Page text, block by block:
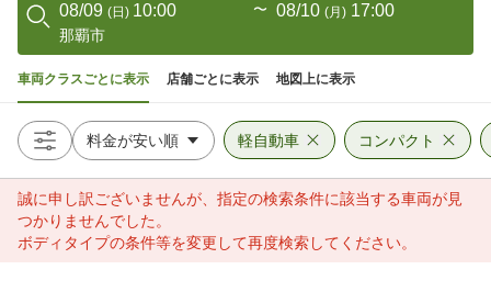
08/09 (日) 10:00 〜 08/10 (月 ) 17:00
那覇市
車両クラスごとに表示 店舗ごとに表示 地図上に表示
軽自動車 コンパクト
誠に申し訳ございませんが、指定の検索条件に該当する車両が見
つかりませんでした。
ボディタイプの条件等を変更して再度検索してください。